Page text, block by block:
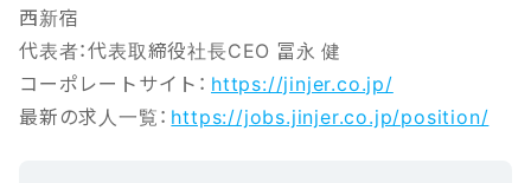
西新宿
代表者：代表取締役社長CEO 冨永 健
コーポレートサイト： https://jinjer.co.jp/
最新の求人一覧： https://jobs.jinjer.co.jp/position/